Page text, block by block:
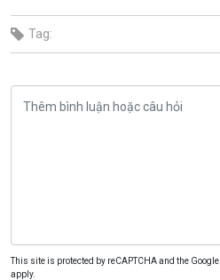
Tag:
This site is protected by reCAPTCHA and the Google
apply.